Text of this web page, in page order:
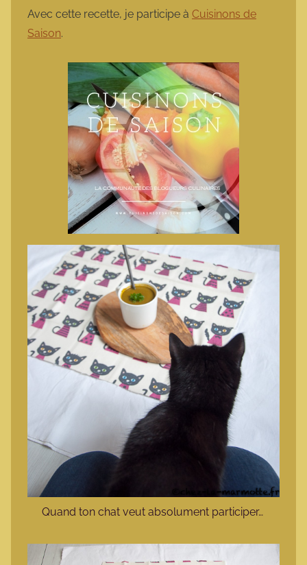
Avec cette recette, je participe à Cuisinons de
Saison.
Quand ton chat veut absolument participer…